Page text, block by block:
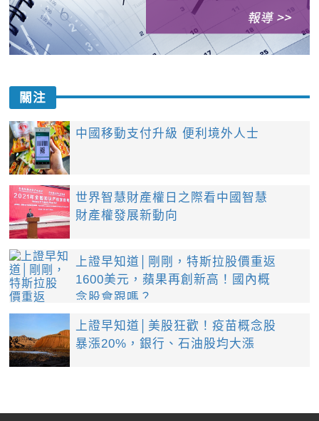
關注
中國移動支付升級 便利境外人士
世界智慧財產權日之際看中國智慧
財產權發展新動向
上證早知道│剛剛，特斯拉股價重返
1600美元，蘋果再創新高！國內概
念股會跟嗎？
上證早知道│美股狂歡！疫苗概念股
暴漲20%，銀行、石油股均大漲